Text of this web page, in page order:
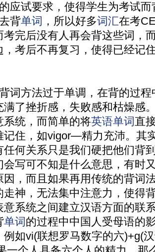
试要求，使得学生为考试而
背单词 ，所以好多词汇在考
考完后没有人再会背这些词，
，考后不再复习，使得已经记
方法过于单调，在背的过程
满了挫折感，失败感和枯燥感
系统，而简单的将英语单词直
记住，如vigor—精力充沛。其
任何关系只是我们硬把他们背
会写可不知是什么意思，有时
因，而且如果再用传统的背词
走神，无法集中注意力，使得
意系统之间建立汉语方面的联
单词的过程中中国人受母语的
例如vi(联想罗马数字的六)+g(